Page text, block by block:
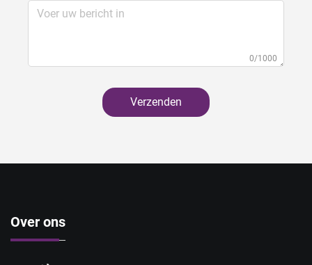
0/1000
Verzenden
Over ons